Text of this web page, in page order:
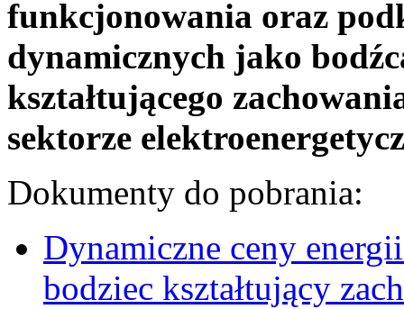
funkcjonowania oraz
dynamicznych jako
kształtującego
sektorze
Dokumenty do pobrania:
Dynamiczne ceny
bodziec kształtujący